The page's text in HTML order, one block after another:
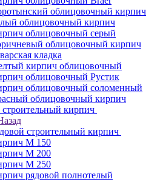
облицовочный кирпич
облицовочный кирпич
облицовочный серый
облицовочный кирпич
кладка
кирпич облицовочный
облицовочный Рустик
облицовочный соломенный
облицовочный кирпич
строительный кирпич
строительный кирпич
М 150
М 200
М 250
рядовой полнотелый